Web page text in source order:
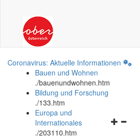
Coronavirus: Aktuelle Informationen
Bauen und Wohnen
./bauenundwohnen.htm
Bildung und Forschung
./133.htm
Europa und
Internationales
./203110.htm